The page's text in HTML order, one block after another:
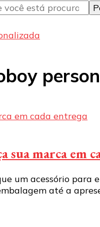
sua marca em
um acessório para
até a